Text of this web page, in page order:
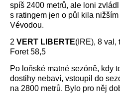
spíš 2400 metrů, ale loni
s ratingem jen o půl kila
Vévodou.
2 VERT LIBERTE(IRE), 8 val,
Foret 58,5
Po loňské matné sezóně, kdy
dostihy nebaví, vstoupil do
na 2800 metrů. Bylo pro něj